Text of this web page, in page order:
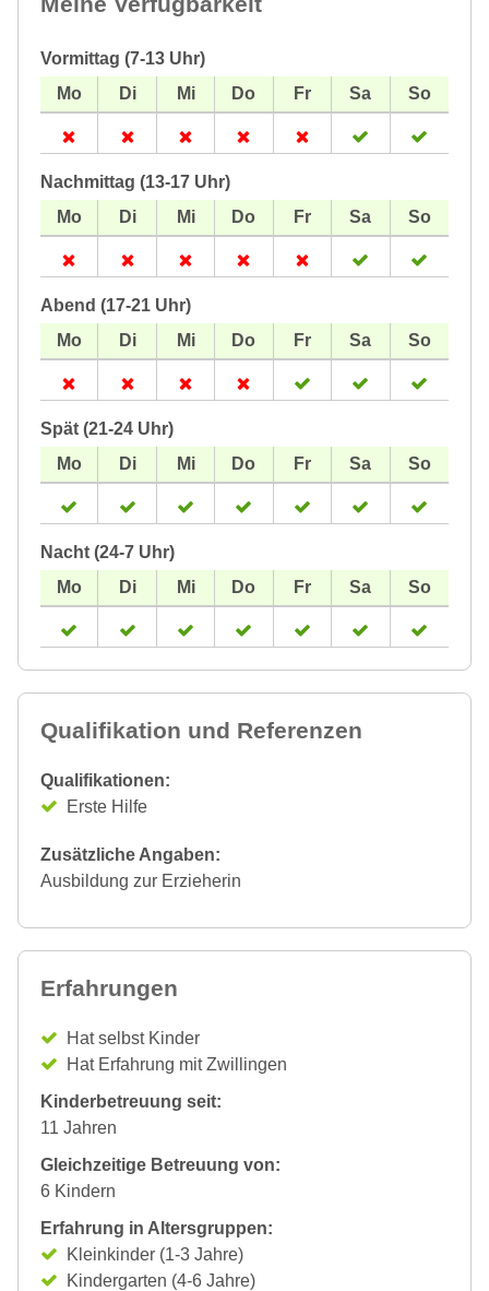
Vormittag (7-13 Uhr)
Nachmittag (13-17 Uhr)
Abend (17-21 Uhr)
Spät (21-24 Uhr)
Nacht (24-7 Uhr)
Qualifikation und Referenzen
Qualifikationen:
Erste Hilfe
Zusätzliche Angaben:
Ausbildung zur Erzieherin
Erfahrungen
Hat selbst Kinder
Hat Erfahrung mit Zwillingen
Kinderbetreuung seit:
11 Jahren
Gleichzeitige Betreuung von:
6 Kindern
Erfahrung in Altersgruppen:
Kleinkinder (1-3 Jahre)
Kindergarten (4-6 Jahre)